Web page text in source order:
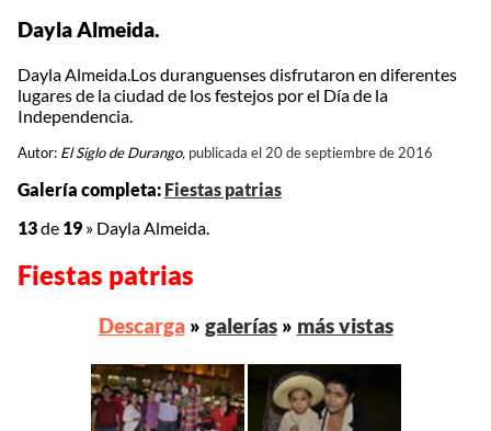
Dayla Almeida.
Dayla Almeida.Los duranguenses disfrutaron en diferentes
lugares de la ciudad de los festejos por el Día de la
Independencia.
Autor: El Siglo de Durango, publicada el 20 de septiembre de 2016
Galería completa: Fiestas patrias
13de 19 » Dayla Almeida.
Fiestas patrias
Descarga» galerías» más vistas